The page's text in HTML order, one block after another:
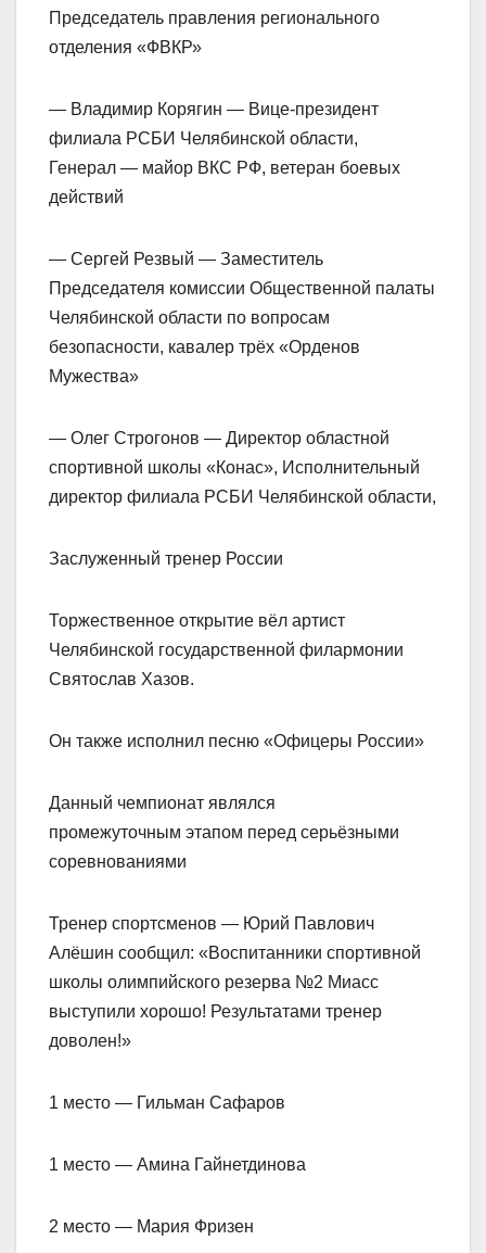
Председатель правления регионального
отделения «ФВКР»
— Владимир Корягин — Вице-президент
филиала РСБИ Челябинской области,
Генерал — майор ВКС РФ, ветеран боевых
действий
— Сергей Резвый — Заместитель
Председателя комиссии Общественной палаты
Челябинской области по вопросам
безопасности, кавалер трёх «Орденов
Мужества»
— Олег Строгонов — Директор областной
спортивной школы «Конас», Исполнительный
директор филиала РСБИ Челябинской области,
Заслуженный тренер России
Торжественное открытие вёл артист
Челябинской государственной филармонии
Святослав Хазов.
Он также исполнил песню «Офицеры России»
Данный чемпионат являлся
промежуточным этапом перед серьёзными
соревнованиями
Тренер спортсменов — Юрий Павлович
Алёшин сообщил: «Воспитанники спортивной
школы олимпийского резерва №2 Миасс
выступили хорошо! Результатами тренер
доволен!»
1 место — Гильман Сафаров
1 место — Амина Гайнетдинова
2 место — Мария Фризен